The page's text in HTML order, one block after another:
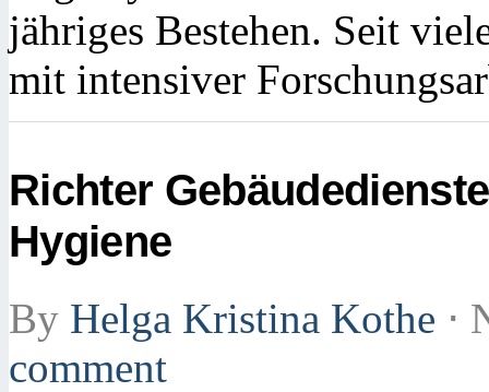
jähriges Bestehen. Seit
mit intensiver
Richter
Hygiene
By Helga Kristina Kothe ⋅
comment